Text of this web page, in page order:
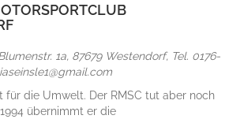
1a, 87679 Westendorf, Tel. 0176-
für die Umwelt. Der RMSC tut aber noch
übernimmt er die